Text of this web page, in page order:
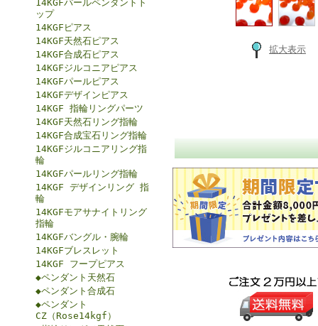
14KGFパールペンダントト
ップ
14KGFピアス
14KGF天然石ピアス
14KGF合成石ピアス
14KGFジルコニアピアス
14KGFパールピアス
14KGFデザインピアス
14KGF 指輪リングパーツ
14KGF天然石リング指輪
14KGF合成宝石リング指輪
14KGFジルコニアリング指
輪
14KGFパールリング指輪
14KGF デザインリング 指
輪
14KGFモアサナイトリング
指輪
14KGFバングル・腕輪
14KGFブレスレット
14KGF フープピアス
◆ペンダント天然石
◆ペンダント合成石
◆ペンダント
CZ（Rose14kgf）
拡大表示